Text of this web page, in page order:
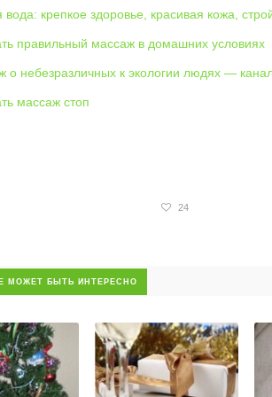
крепкое здоровье, красивая кожа,
правильный массаж в домашних условиях
о небезразличных к экологии людях —
массаж стоп
24
МОЖЕТ БЫТЬ ИНТЕРЕСНО